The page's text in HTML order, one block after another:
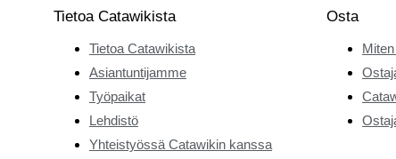
Tietoa Catawikista
Tietoa Catawikista
Asiantuntijamme
Työpaikat
Lehdistö
Yhteistyössä Catawikin kanssa
Osta